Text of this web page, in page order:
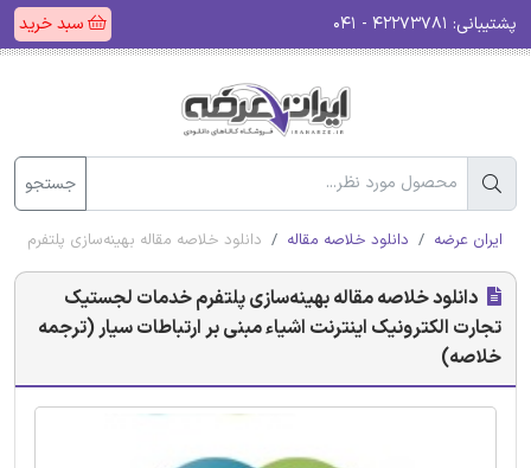
پشتیبانی: سبد خرید
جستجو
ایران عرضه دانلود خلاصه مقاله دانلود خلاصه مقاله بهینه‌سازی پلتفرم
دانلود خلاصه مقاله بهینه‌سازی پلتفرم خدمات لجستیک
تجارت الکترونیک اینترنت اشیاء مبنی بر ارتباطات سیار (ترجمه
خلاصه)